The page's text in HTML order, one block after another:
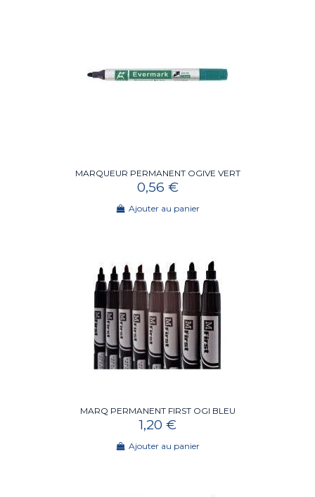
MARQUEUR PERMANENT OGIVE VERT
0,56 €
Ajouter au panier
MARQ PERMANENT FIRST OGI BLEU
1,20 €
Ajouter au panier